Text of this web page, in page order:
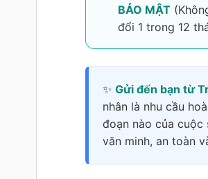
BẢO MẬT
đổi 1 trong 12
✨Gửi đến bạn từ
nhân là nhu cầu
đoạn nào của cuộc
văn minh, an toàn